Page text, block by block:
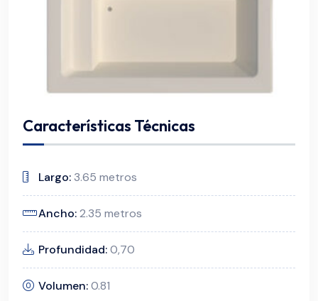
Características Técnicas
Largo: 3.65 metros
Ancho:2.35 metros
Profundidad:0,70
Volumen:0.81